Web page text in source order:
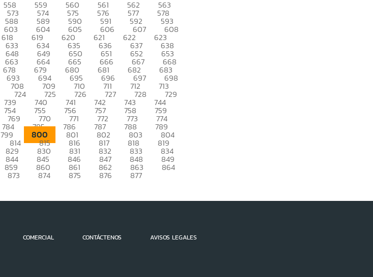
558 559 560 561 562 563
573 574 575 576 577 578
588 589 590 591 592 593
603 604 605 606 607 608
618 619 620 621 622 623
633 634 635 636 637 638
648 649 650 651 652 653
663 664 665 666 667 668
678 679 680 681 682 683
693 694 695 696 697 698
708 709 710 711 712 713
724 725 726 727 728 729
739 740 741 742 743 744
754 755 756 757 758 759
769 770 771 772 773 774
784 785 786 787 788 789
799 800 801 802 803 804
814 815 816 817 818 819
829 830 831 832 833 834
844 845 846 847 848 849
859 860 861 862 863 864
873 874 875 876 877
COMERCIAL CONTÁCTENOS AVISOS LEGALES